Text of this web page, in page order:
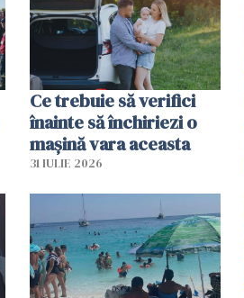
Ce trebuie să verifici
înainte să închiriezi o
mașină vara aceasta
31 IULIE 2026